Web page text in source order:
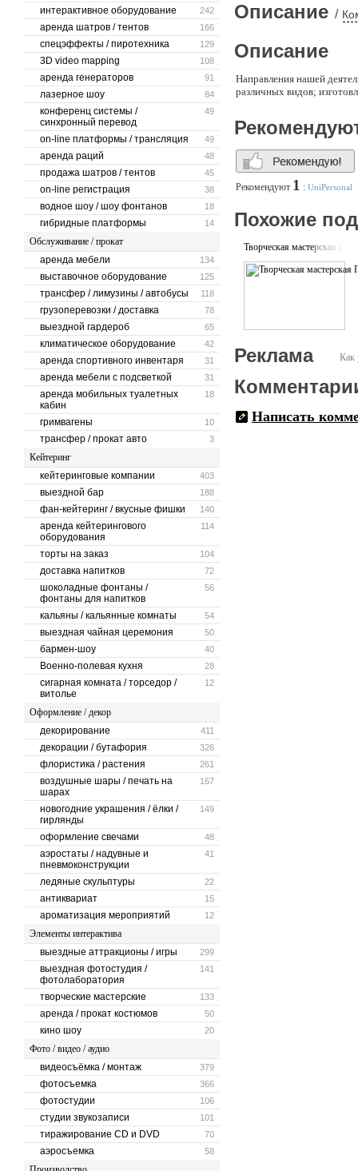
242
интерактивное оборудование
166
аренда шатров / тентов
129
спецэффекты / пиротехника
108
3D video mapping
91
аренда генераторов
84
лазерное шоу
49
конференц системы /
синхронный перевод
49
on-line платформы / трансляция
48
аренда раций
45
продажа шатров / тентов
38
on-line регистрация
18
водное шоу / шоу фонтанов
14
гибридные платформы
Обслуживание / прокат
134
аренда мебели
125
выставочное оборудование
118
трансфер / лимузины / автобусы
78
грузоперевозки / доставка
65
выездной гардероб
42
климатическое оборудование
31
аренда спортивного инвентаря
31
аренда мебели с подсветкой
18
аренда мобильных туалетных
кабин
10
гримвагены
3
трансфер / прокат авто
Кейтеринг
403
кейтеринговые компании
188
выездной бар
140
фан-кейтеринг / вкусные фишки
114
аренда кейтерингового
оборудования
104
торты на заказ
72
доставка напитков
56
шоколадные фонтаны /
фонтаны для напитков
54
кальяны / кальянные комнаты
50
выездная чайная церемония
40
бармен-шоу
28
Военно-полевая кухня
12
сигарная комната / торседор /
витолье
Оформление / декор
411
декорирование
326
декорации / бутафория
261
флористика / растения
167
воздушные шары / печать на
шарах
149
новогодние украшения / ёлки /
гирлянды
48
оформление свечами
41
аэростаты / надувные и
пневмоконструкции
22
ледяные скульптуры
15
антиквариат
12
ароматизация мероприятий
Элементы интерактива
299
выездные аттракционы / игры
141
выездная фотостудия /
фотолаборатория
133
творческие мастерские
50
аренда / прокат костюмов
20
кино шоу
Фото / видео / аудио
379
видеосъёмка / монтаж
366
фотосъемка
106
фотостудии
101
студии звукозаписи
70
тиражирование CD и DVD
58
аэросъемка
Описание /
Описание
Направления нашей
различных видов;
Рекомендуют 1 : UniPersonal
Похожие
Творческая мастерская
Как
Реклама
Написать